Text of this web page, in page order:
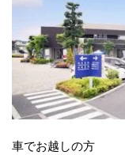
車でお越しの方